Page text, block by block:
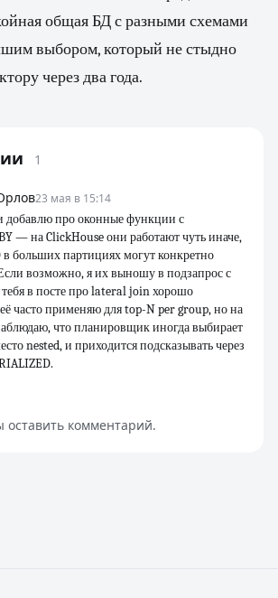
общая БД с разными схемами
выбором, который не стыдно
через два года.
1
23 мая в 15:14
добавлю про оконные функции с
— на ClickHouse они работают чуть иначе,
больших партициях могут конкретно
возможно, я их выношу в подзапрос с
в посте про lateral join хорошо
часто применяю для top-N per group, но на
что планировщик иногда выбирает
nested, и приходится подсказывать через
оставить комментарий.